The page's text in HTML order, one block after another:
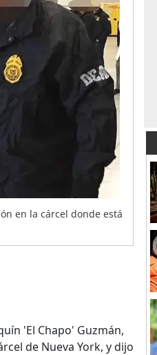
en la cárcel donde está
'El Chapo' Guzmán,
de Nueva York, y dijo